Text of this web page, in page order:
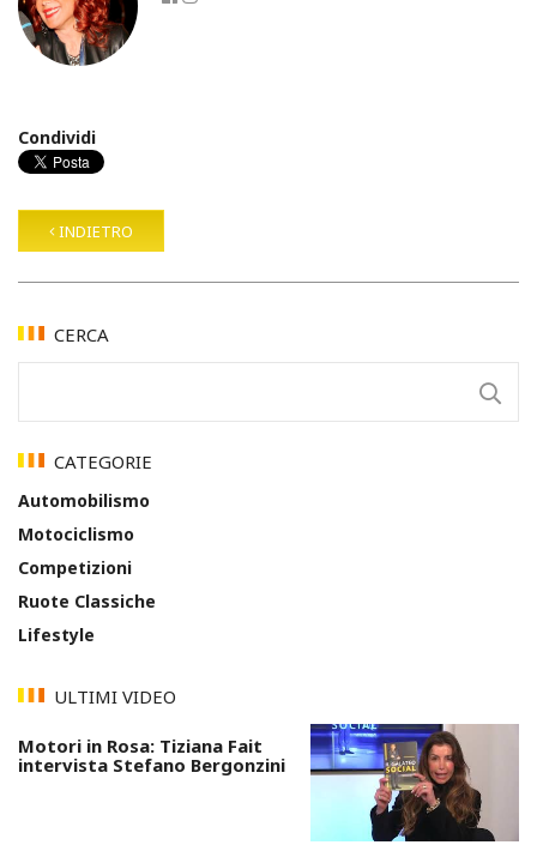
Condividi
INDIETRO
CERCA
CATEGORIE
Automobilismo
Motociclismo
Competizioni
Ruote Classiche
Lifestyle
ULTIMI VIDEO
Motori in Rosa: Tiziana Fait
intervista Stefano Bergonzini